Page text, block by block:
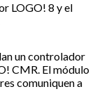
LOGO! 8 y el
un controlador
CMR. El módulo
comuniquen a